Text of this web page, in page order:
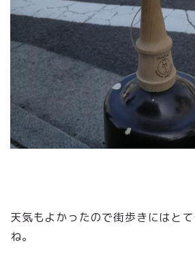
天気もよかったので街歩きにはと
ね。